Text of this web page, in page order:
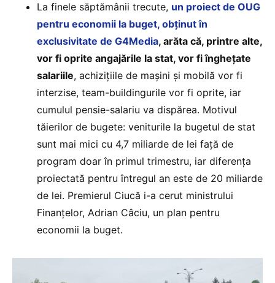
La finele săptămânii trecute, un proiect de OUG
pentru economii la buget, obținut în
exclusivitate de G4Media, arăta că, printre alte,
vor fi oprite angajările la stat, vor fi înghețate
salariile, achizițiile de mașini și mobilă vor fi
interzise, team-buildingurile vor fi oprite, iar
cumulul pensie-salariu va dispărea. Motivul
tăierilor de bugete: veniturile la bugetul de stat
sunt mai mici cu 4,7 miliarde de lei față de
program doar în primul trimestru, iar diferența
proiectată pentru întregul an este de 20 miliarde
de lei. Premierul Ciucă i-a cerut ministrului
Finanțelor, Adrian Câciu, un plan pentru
economii la buget.